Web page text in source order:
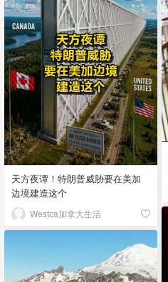
天方夜谭！特朗普威胁要在美加
边境建造这个
Westca加拿大生活